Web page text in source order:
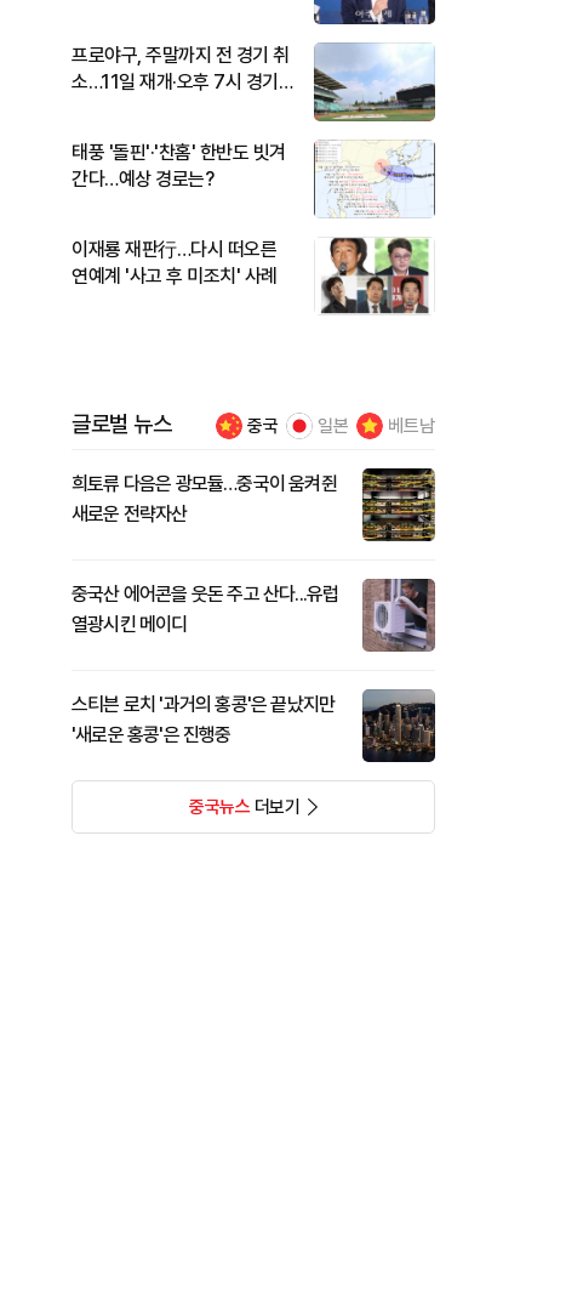
프로야구, 주말까지 전 경기 취
소…11일 재개·오후 7시 경기
태풍 '돌핀'·'찬홈' 한반도 빗겨
간다…예상 경로는?
이재룡 재판行…다시 떠오른
연예계 '사고 후 미조치' 사례
글로벌 뉴스 중국 일본 베트남
희토류 다음은 광모듈…중국이 움켜쥔
새로운 전략자산
중국산 에어콘을 웃돈 주고 산다...유럽
열광시킨 메이디
스티븐 로치 '과거의 홍콩'은 끝났지만
'새로운 홍콩'은 진행중
중국뉴스더보기